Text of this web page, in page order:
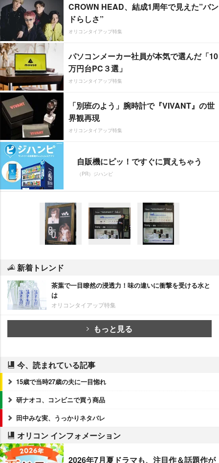
CROWN HEAD、結成1周年で見えた”バン
ドらしさ”
オリコンタイアップ特集
パソコンメーカー社員が本気で選んだ「10
万円台PC３選」
オリコンタイアップ特集
「別班のよう」腕時計で『VIVANT』の世
界観再現
オリコンタイアップ特集
自販機にピッ！ですぐに買えちゃう
（PR）ジハンピ
新着トレンド
茶葉で一目瞭然の浸透力！味の違いに衝撃を受ける水と
は
オリコンタイアップ特集
もっと見る
今、読まれている記事
15歳で当時27歳の夫に一目惚れ
研ナオコ、コンビニで買う商品
田中みな実、うっかりネタバレ
オリコン インフォメーション
2026年7月夏ドラマも、注目作＆話題作が